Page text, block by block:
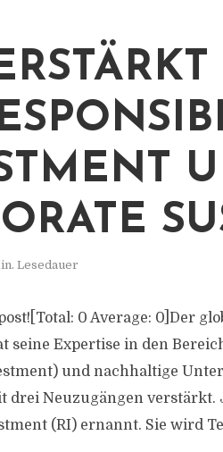
Lesedauer
0 Average: 0]Der
seine Expertise in den
und nachhaltige
drei Neuzugängen
(RI) ernannt. Sie wird